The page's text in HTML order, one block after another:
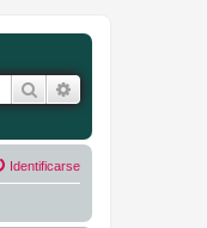
Buscar
Identificarse